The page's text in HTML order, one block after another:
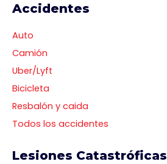
Accidentes
Auto
Camión
Uber/Lyft
Bicicleta
Resbalón y caida
Todos los accidentes
Lesiones Catastróficas